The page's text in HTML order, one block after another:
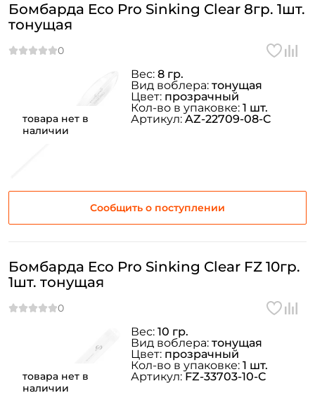
товара нет в
наличии
Бомбарда Eco Pro Sinking Clear 8гр. 1шт.
тонущая
Сообщить о поступлении
Вес: 8 гр.
Вид воблера: тонущая
Цвет: прозрачный
Кол-во в упаковке: 1 шт.
Артикул:AZ-22709-08-C
товара нет в
наличии
Бомбарда Eco Pro Sinking Clear FZ 10гр.
1шт. тонущая
Вес: 10 гр.
Вид воблера: тонущая
Цвет: прозрачный
Кол-во в упаковке: 1 шт.
Артикул:FZ-33703-10-C